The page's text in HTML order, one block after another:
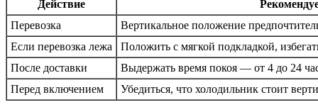
Действие
Перевозка
Вертикальное положение
Если перевозка лежа
Положить с мягкой подкладкой,
После доставки
Выдержать время покоя — от 4 до 24
Перед включением
Убедиться, что холодильник стоит